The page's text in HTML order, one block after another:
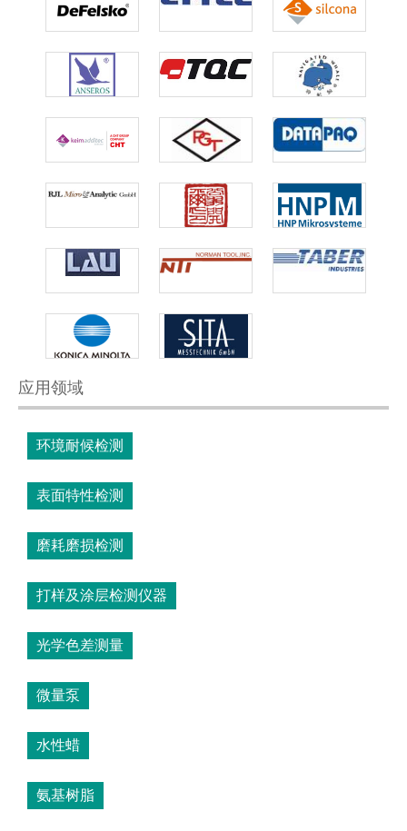
应用领域
环境耐候检测
表面特性检测
磨耗磨损检测
打样及涂层检测仪器
光学色差测量
微量泵
水性蜡
氨基树脂